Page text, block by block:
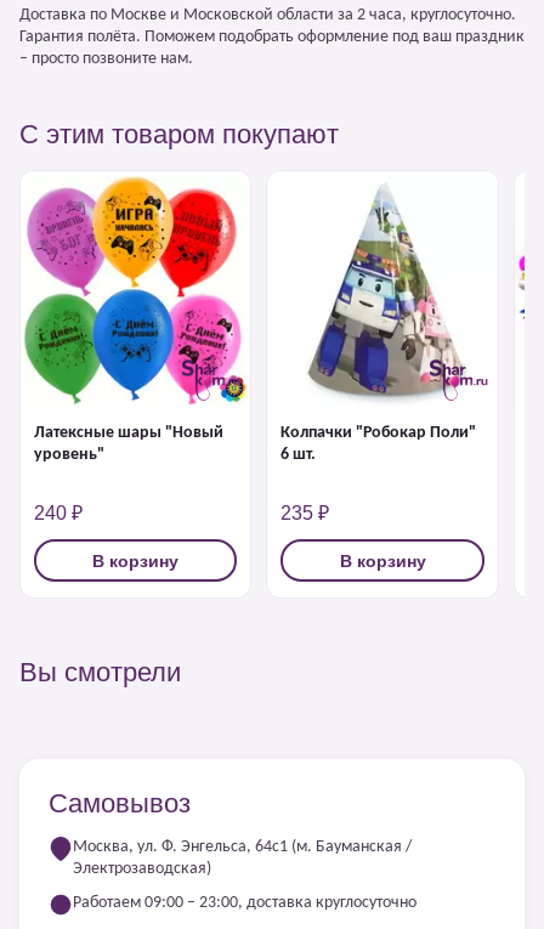
Доставка по Москве и Московской области за 2 часа, круглосуточно.
Гарантия полёта. Поможем подобрать оформление под ваш праздник
– просто позвоните нам.
С этим товаром покупают
Латексные шары "Новый
уровень"
240 ₽
В корзину
Колпачки "Робокар Поли"
6 шт.
235 ₽
В корзину
Вы смотрели
Самовывоз
Москва, ул. Ф. Энгельса, 64с1 (м. Бауманская /
Электрозаводская)
Работаем 09:00 – 23:00, доставка круглосуточно